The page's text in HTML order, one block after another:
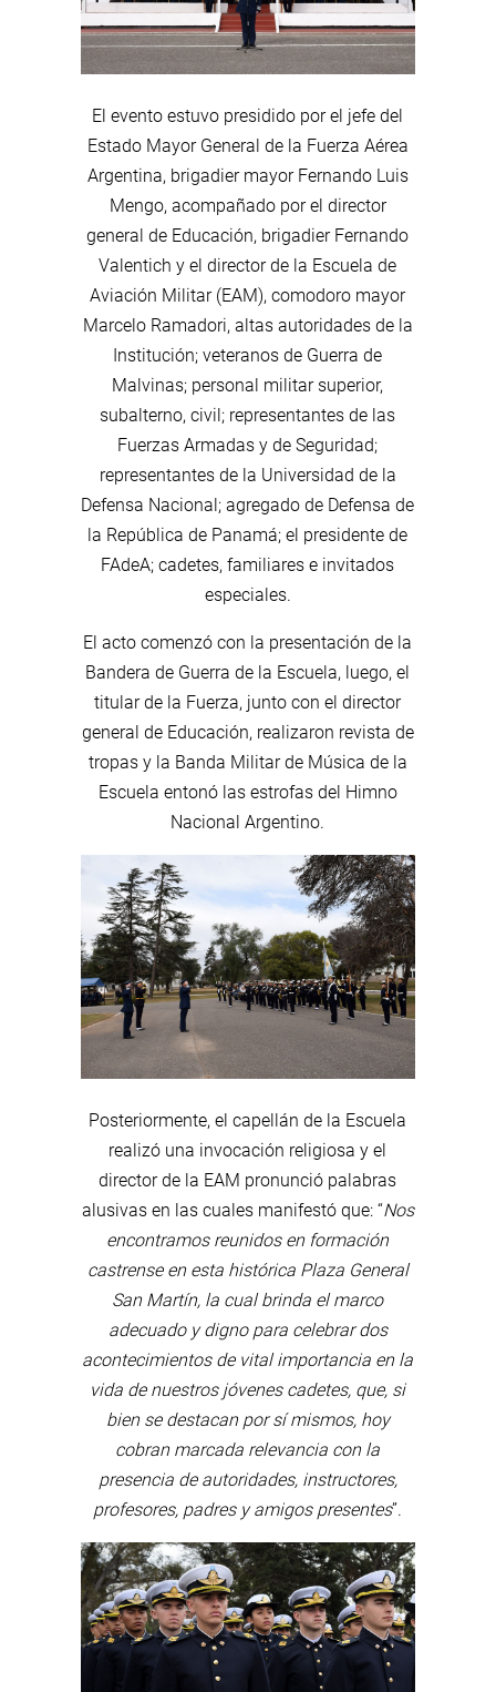
El evento estuvo presidido por el jefe del
Estado Mayor General de la Fuerza Aérea
Argentina, brigadier mayor Fernando Luis
Mengo, acompañado por el director
general de Educación, brigadier Fernando
Valentich y el director de la Escuela de
Aviación Militar (EAM), comodoro mayor
Marcelo Ramadori, altas autoridades de la
Institución; veteranos de Guerra de
Malvinas; personal militar superior,
subalterno, civil; representantes de las
Fuerzas Armadas y de Seguridad;
representantes de la Universidad de la
Defensa Nacional; agregado de Defensa de
la República de Panamá; el presidente de
FAdeA; cadetes, familiares e invitados
especiales.
El acto comenzó con la presentación de la
Bandera de Guerra de la Escuela, luego, el
titular de la Fuerza, junto con el director
general de Educación, realizaron revista de
tropas y la Banda Militar de Música de la
Escuela entonó las estrofas del Himno
Nacional Argentino.
Posteriormente, el capellán de la Escuela
realizó una invocación religiosa y el
director de la EAM pronunció palabras
alusivas en las cuales manifestó que: “Nos
encontramos reunidos en formación
castrense en esta histórica Plaza General
San Martín, la cual brinda el marco
adecuado y digno para celebrar dos
acontecimientos de vital importancia en la
vida de nuestros jóvenes cadetes, que, si
bien se destacan por sí mismos, hoy
cobran marcada relevancia con la
presencia de autoridades, instructores,
profesores, padres y amigos presentes”.